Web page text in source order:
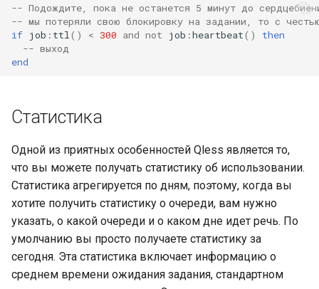
-- Подождите, пока не останется 5 минут до
-- мы потеряли свою блокировку на задании, то с
if job : ttl () < 300 and not job :heartbeat()
then
-- выход
end
Статистика
Одной из приятных особенностей Qless является то,
что вы можете получать статистику об использовании.
Статистика агрегируется по дням, поэтому, когда вы
хотите получить статистику о очереди, вам нужно
указать, о какой очереди и о каком дне идет речь. По
умолчанию вы просто получаете статистику за
сегодня. Эта статистика включает информацию о
среднем времени ожидания задания, стандартном